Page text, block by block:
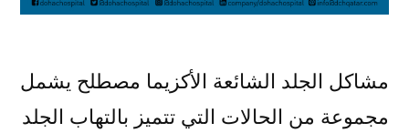
مشاكل الجلد الشائعة الأكزيما مصطلح يشمل
مجموعة من الحالات التي تتميز بالتهاب الجلد